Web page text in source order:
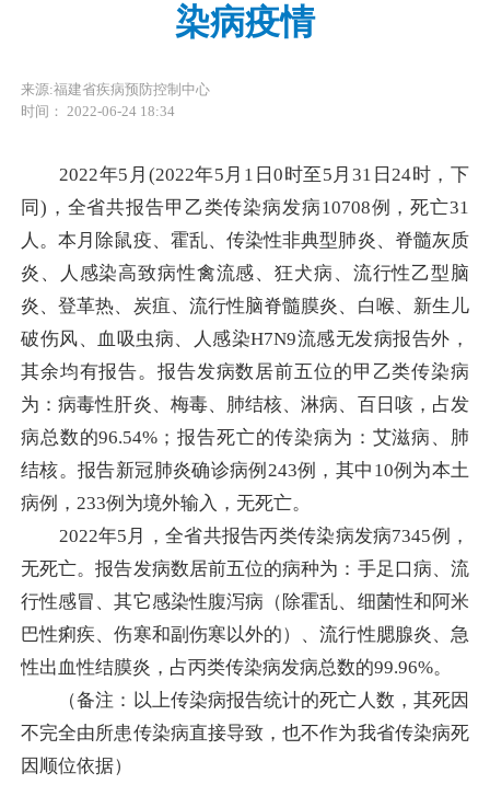
染病疫情
来源:福建省疾病预防控制中心
时间： 2022-06-24 18:34
2022年5月(2022年5月1日0时至5月31日24时，下
同)，全省共报告甲乙类传染病发病10708例，死亡31
人。本月除鼠疫、霍乱、传染性非典型肺炎、脊髓灰质
炎、人感染高致病性禽流感、狂犬病、流行性乙型脑
炎、登革热、炭疽、流行性脑脊髓膜炎、白喉、新生儿
破伤风、血吸虫病、人感染H7N9流感无发病报告外，
其余均有报告。报告发病数居前五位的甲乙类传染病
为：病毒性肝炎、梅毒、肺结核、淋病、百日咳，占发
病总数的96.54%；报告死亡的传染病为：艾滋病、肺
结核。报告新冠肺炎确诊病例243例，其中10例为本土
病例，233例为境外输入，无死亡。
2022年5月，全省共报告丙类传染病发病7345例，
无死亡。报告发病数居前五位的病种为：手足口病、流
行性感冒、其它感染性腹泻病（除霍乱、细菌性和阿米
巴性痢疾、伤寒和副伤寒以外的）、流行性腮腺炎、急
性出血性结膜炎，占丙类传染病发病总数的99.96%。
（备注：以上传染病报告统计的死亡人数，其死因
不完全由所患传染病直接导致，也不作为我省传染病死
因顺位依据）